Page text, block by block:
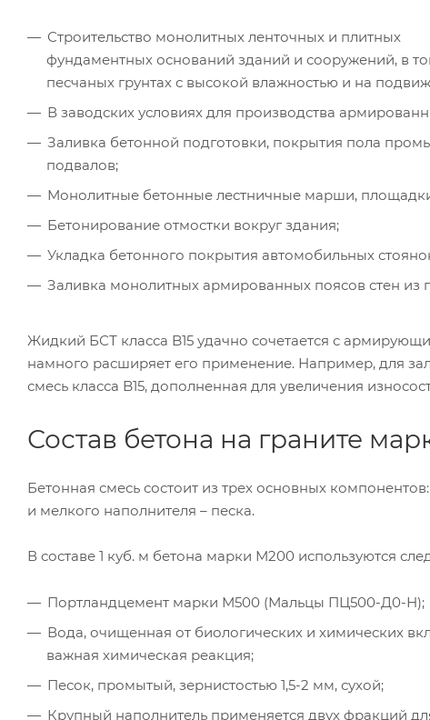
Строительство монолитных ленточных и плитных
фундаментных оснований зданий и сооружений, в
песчаных грунтах с высокой влажностью и на
В заводских условиях для производства
Заливка бетонной подготовки, покрытия пола
подвалов;
Монолитные бетонные лестничные марши,
Бетонирование отмостки вокруг здания;
Укладка бетонного покрытия автомобильных
Заливка монолитных армированных поясов стен из
Жидкий БСТ класса B15 удачно сочетается с
намного расширяет его применение. Например, для
смесь класса B15, дополненная для увеличения
Состав бетона на граните
Бетонная смесь состоит из трех основных
и мелкого наполнителя – песка.
В составе 1 куб. м бетона марки М200 используются
Портландцемент марки М500 (Мальцы ПЦ500-Д0-Н);
Вода, очищенная от биологических и химических
важная химическая реакция;
Песок, промытый, зернистостью 1,5-2 мм, сухой;
Крупный наполнитель применяется двух фракций